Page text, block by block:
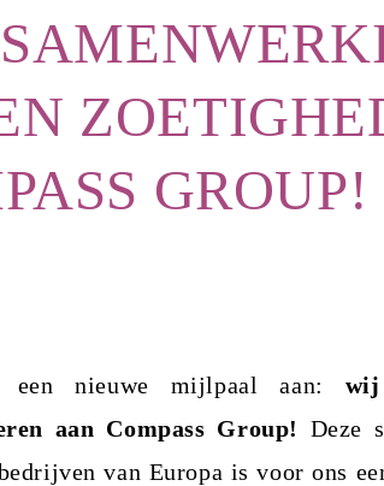
GROUP!
nieuwe mijlpaal aan:
aan Compass Group! Deze
van Europa is voor ons